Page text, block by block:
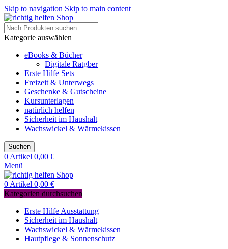
Skip to navigation Skip to main content
Kategorie auswählen
eBooks & Bücher
Digitale Ratgber
Erste Hilfe Sets
Freizeit & Unterwegs
Geschenke & Gutscheine
Kursunterlagen
natürlich helfen
Sicherheit im Haushalt
Wachswickel & Wärmekissen
Suchen
0 Artikel 0,00 €
Menü
0 Artikel 0,00 €
Kategorien durchsuchen
Erste Hilfe Ausstattung
Sicherheit im Haushalt
Wachswickel & Wärmekissen
Hautpflege & Sonnenschutz